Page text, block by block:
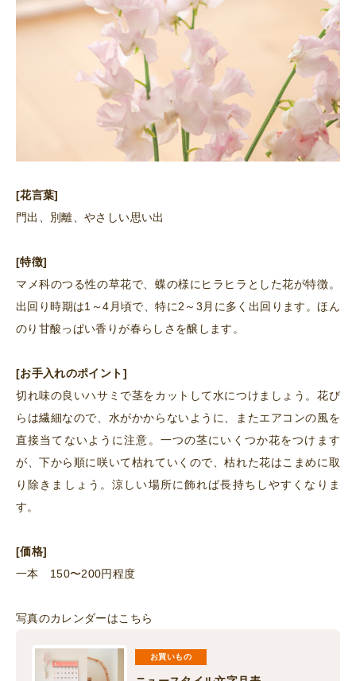
[花言葉]
門出、別離、やさしい思い出
[特徴]
マメ科のつる性の草花で、蝶の様にヒラヒラとした花が特徴。
出回り時期は1～4月頃で、特に2～3月に多く出回ります。ほん
のり甘酸っぱい香りが春らしさを醸します。
[お手入れのポイント]
切れ味の良いハサミで茎をカットして水につけましょう。花び
らは繊細なので、水がかからないように、またエアコンの風を
直接当てないように注意。一つの茎にいくつか花をつけます
が、下から順に咲いて枯れていくので、枯れた花はこまめに取
り除きましょう。涼しい場所に飾れば長持ちしやすくなりま
す。
[価格]
一本 150〜200円程度
写真のカレンダーはこちら
お買いもの